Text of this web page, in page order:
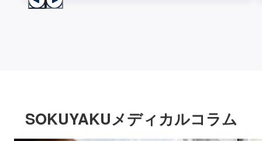
SOKUYAKUメディカルコラム